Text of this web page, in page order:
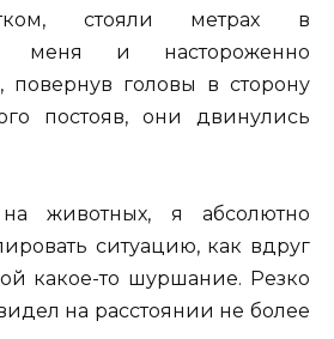
стояли метрах в
меня и настороженно
повернув головы в сторону
постояв, они двинулись
животных, я абсолютно
ситуацию, как вдруг
какое-то шуршание. Резко
на расстоянии не более